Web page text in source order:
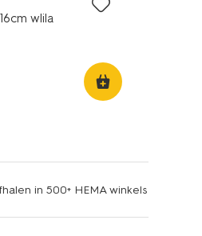
wlila
in 500+ HEMA winkels